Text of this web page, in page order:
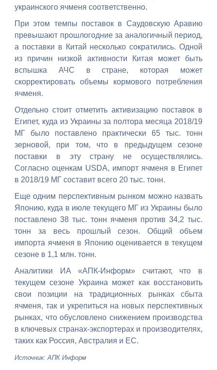
украинского ячменя соответственно.
При этом темпы поставок в Саудовскую Аравию
превышают прошлогодние за аналогичный период,
а поставки в Китай несколько сократились. Одной
из причин низкой активности Китая может быть
вспышка АЧС в стране, которая может
скорректировать объемы кормового потребления
ячменя.
Отдельно стоит отметить активизацию поставок в
Египет, куда из Украины за полтора месяца 2018/19
МГ было поставлено практически 65 тыс. тонн
зерновой, при том, что в предыдущем сезоне
поставки в эту страну не осуществлялись.
Согласно оценкам USDA, импорт ячменя в Египет
в 2018/19 МГ составит всего 20 тыс. тонн.
Еще одним перспективным рынком можно назвать
Японию, куда в июле текущего МГ из Украины было
поставлено 38 тыс. тонн ячменя против 34,2 тыс.
тонн за весь прошлый сезон. Общий объем
импорта ячменя в Японию оценивается в текущем
сезоне в 1,1 млн. тонн.
Аналитики ИА «АПК-Информ» считают, что в
текущем сезоне Украина может как восстановить
свои позиции на традиционных рынках сбыта
ячменя, так и укрепиться на новых перспективных
рынках, что обусловлено снижением производства
в ключевых странах-экспортерах и производителях,
таких как Россия, Австралия и ЕС.
Источник: АПК Информ